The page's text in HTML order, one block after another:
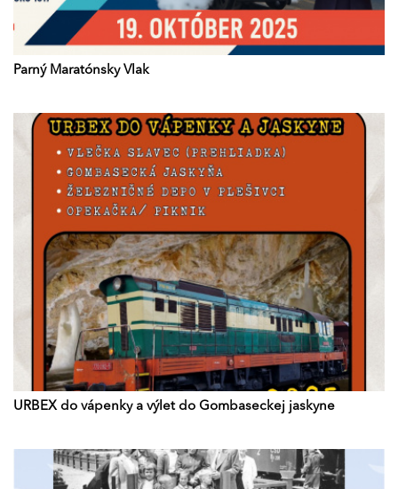
Parný Maratónsky Vlak
URBEX do vápenky a výlet do Gombaseckej jaskyne